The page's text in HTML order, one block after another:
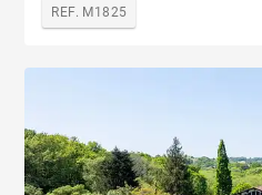
REF. M1825